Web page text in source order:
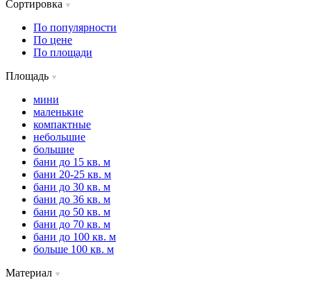
Сортировка
По популярности
По цене
По площади
Площадь
мини
маленькие
компактные
небольшие
большие
бани до 15 кв. м
бани 20-25 кв. м
бани до 30 кв. м
бани до 36 кв. м
бани до 50 кв. м
бани до 70 кв. м
бани до 100 кв. м
больше 100 кв. м
Материал